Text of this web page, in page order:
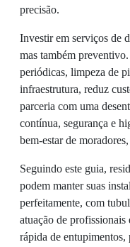
precisão.
Investir em serviços de
mas também
periódicas, limpeza de
infraestrutura, reduz
parceria com uma
contínua, segurança e
bem-estar de
Seguindo este guia,
podem manter suas
perfeitamente, com
atuação de profissionais
rápida de